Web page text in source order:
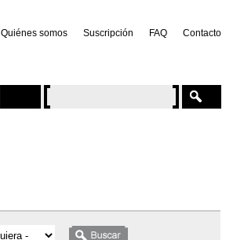
Quiénes somos Suscripción FAQ Contacto